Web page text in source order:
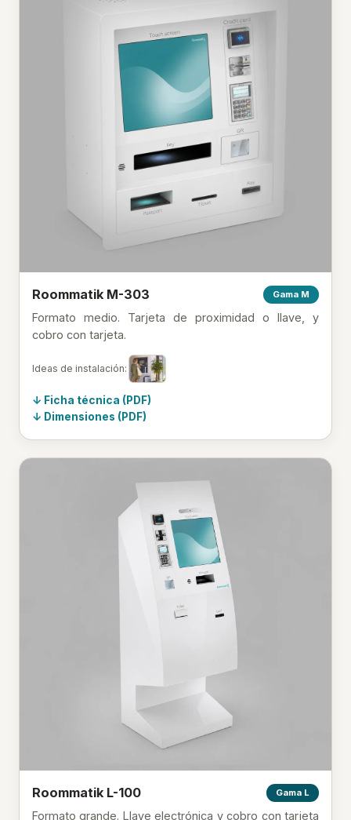
Roommatik M-303 Gama M
Formato medio. Tarjeta de proximidad o llave, y
cobro con tarjeta.
Ideas de instalación:
Ficha técnica (PDF)
Dimensiones (PDF)
Roommatik L-100 Gama L
Formato grande. Llave electrónica y cobro con tarjeta